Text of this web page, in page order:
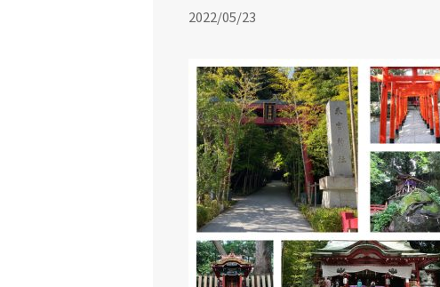
2022/05/23